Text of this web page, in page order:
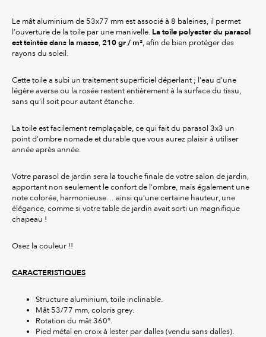
Le mât aluminium de 53x77 mm est associé à 8 baleines, il permet
l’ouverture de la toile par une manivelle. La toile polyester du parasol
est teintée dans la masse, 210 gr / m², afin de bien protéger des
rayons du soleil.
Cette toile a subi un traitement superficiel déperlant ; l'eau d’une
légère averse ou la rosée restent entièrement à la surface du tissu,
sans qu’il soit pour autant étanche.
La toile est facilement remplaçable, ce qui fait du parasol 3x3 un
point d’ombre nomade et durable que vous aurez plaisir à utiliser
année après année.
Votre parasol de jardin sera la touche finale de votre salon de jardin,
apportant non seulement le confort de l’ombre, mais également une
note colorée, harmonieuse… ainsi qu’une certaine hauteur, une
élégance, comme si votre table de jardin avait sorti un magnifique
chapeau !
Osez la couleur !!
CARACTERISTIQUES
Structure aluminium, toile inclinable.
Mât 53/77 mm, coloris grey.
Rotation du mât 360°.
Pied métal en croix à lester par dalles (vendu sans dalles).